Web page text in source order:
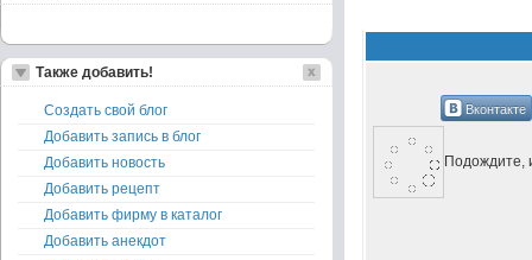
Вконтакте
Подождите,
Также добавить!
Создать свой блог
Добавить запись в блог
Добавить новость
Добавить рецепт
Добавить фирму в каталог
Добавить анекдот